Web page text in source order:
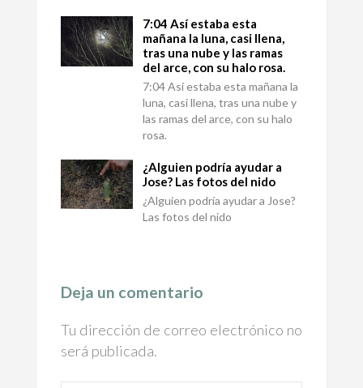
7:04 Así estaba esta
mañana la luna, casi llena,
tras una nube y las ramas
del arce, con su halo rosa.
7:04 Así estaba esta mañana la
luna, casi llena, tras una nube y
las ramas del arce, con su halo
rosa.
¿Alguien podría ayudar a
Jose? Las fotos del nido
¿Alguien podría ayudar a Jose?
Las fotos del nido
Deja un comentario
Tu dirección de correo electrónico no
será publicada.